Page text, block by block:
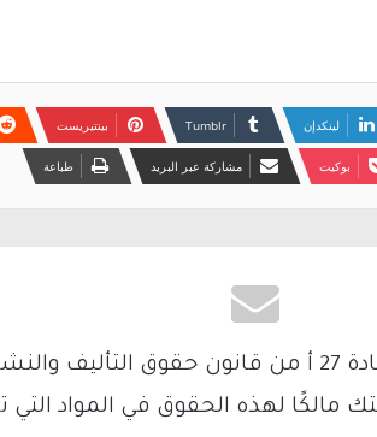
لينكدإن بينتيريست
بوكيت مشاركة عبر البريد طباعة
مالكًا لهذه الحقوق في المواد التي